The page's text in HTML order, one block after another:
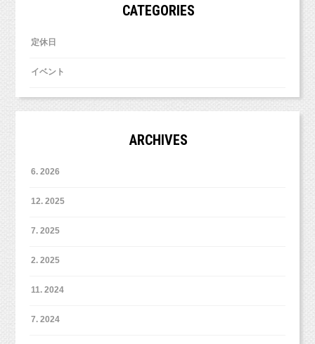
CATEGORIES
定休日
イベント
ARCHIVES
6. 2026
12. 2025
7. 2025
2. 2025
11. 2024
7. 2024